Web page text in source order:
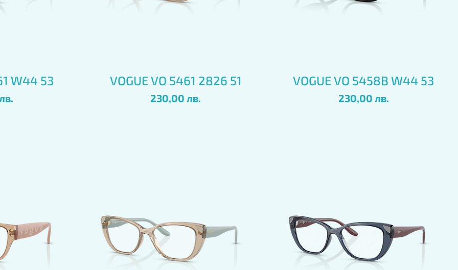
W44 53 Бърз преглед
VOGUE VO 5461 2826 51
Цена
230,00 лв.
Бърз преглед
VOGUE VO 5458B W44 53
Цена
230,00 лв.